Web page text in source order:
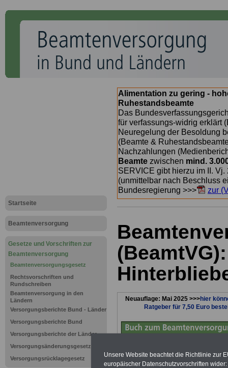
Startseite
Beamtenversorgung
Gesetze und Vorschriften zur
Beamtenversorgung
Beamtenversorgungsgesetz
Rechtsvorschriften und
Rundschreiben
Beamtenversorgung in den
Ländern
Versorgungsberichte Bund - Länder
Versorgungsberichte Bund
Versorgungsberichte der Länder
Versorgungsänderungsgesetz
Versorgungsrücklagegesetz
Alimentation zu gering -
Ruhestandsbeamte
Das
für verfassungs-widrig erklärt
Neuregelung der Besoldung
(Beamte &
Nachzahlungen
Beamte zwischen mind.
SERVICE gibt hierzu im II.
(unmittelbar nach Beschluss
Bundesregierung >>>
zur
Neuauflage: Mai 2025 >>>hier
Ratgeber für 7,50 Euro
Unsere Website beachtet die Richtlinie zur
europäischer Datenschutzvorschriften